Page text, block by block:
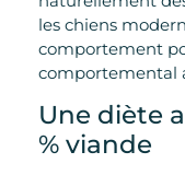
les chiens
comportement
comportemental
Une diète
% viande